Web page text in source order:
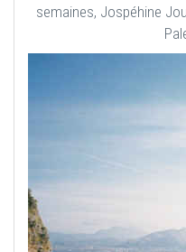
semaines, Jospéhine